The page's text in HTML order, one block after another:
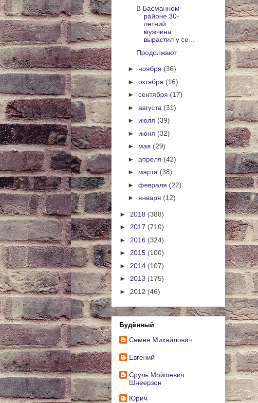
В Басманном
районе 30-
летний
мужчина
вырастил у се...
Продолжают
► ноября (36)
► октября (16)
► сентября (17)
► августа (31)
► июля (39)
► июня (32)
► мая (29)
► апреля (42)
► марта (38)
► февраля (22)
► января (12)
► 2018 (388)
► 2017 (710)
► 2016 (324)
► 2015 (100)
► 2014 (107)
► 2013 (175)
► 2012 (46)
Будённый
Cемён Михайлович
Евгений
Сруль Мойшевич
Шнеерзон
Юрич